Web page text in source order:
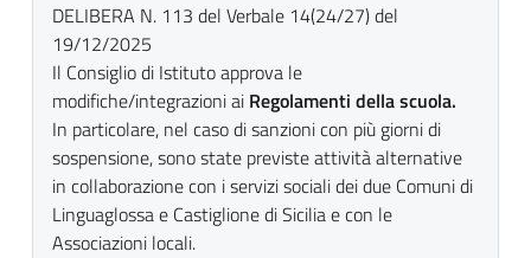
DELIBERA N. 113 del Verbale 14(24/27) del
19/12/2025
Il Consiglio di Istituto approva le
modifiche/integrazioni ai Regolamenti della scuola.
In particolare, nel caso di sanzioni con più giorni di
sospensione, sono state previste attività alternative
in collaborazione con i servizi sociali dei due Comuni di
Linguaglossa e Castiglione di Sicilia e con le
Associazioni locali.